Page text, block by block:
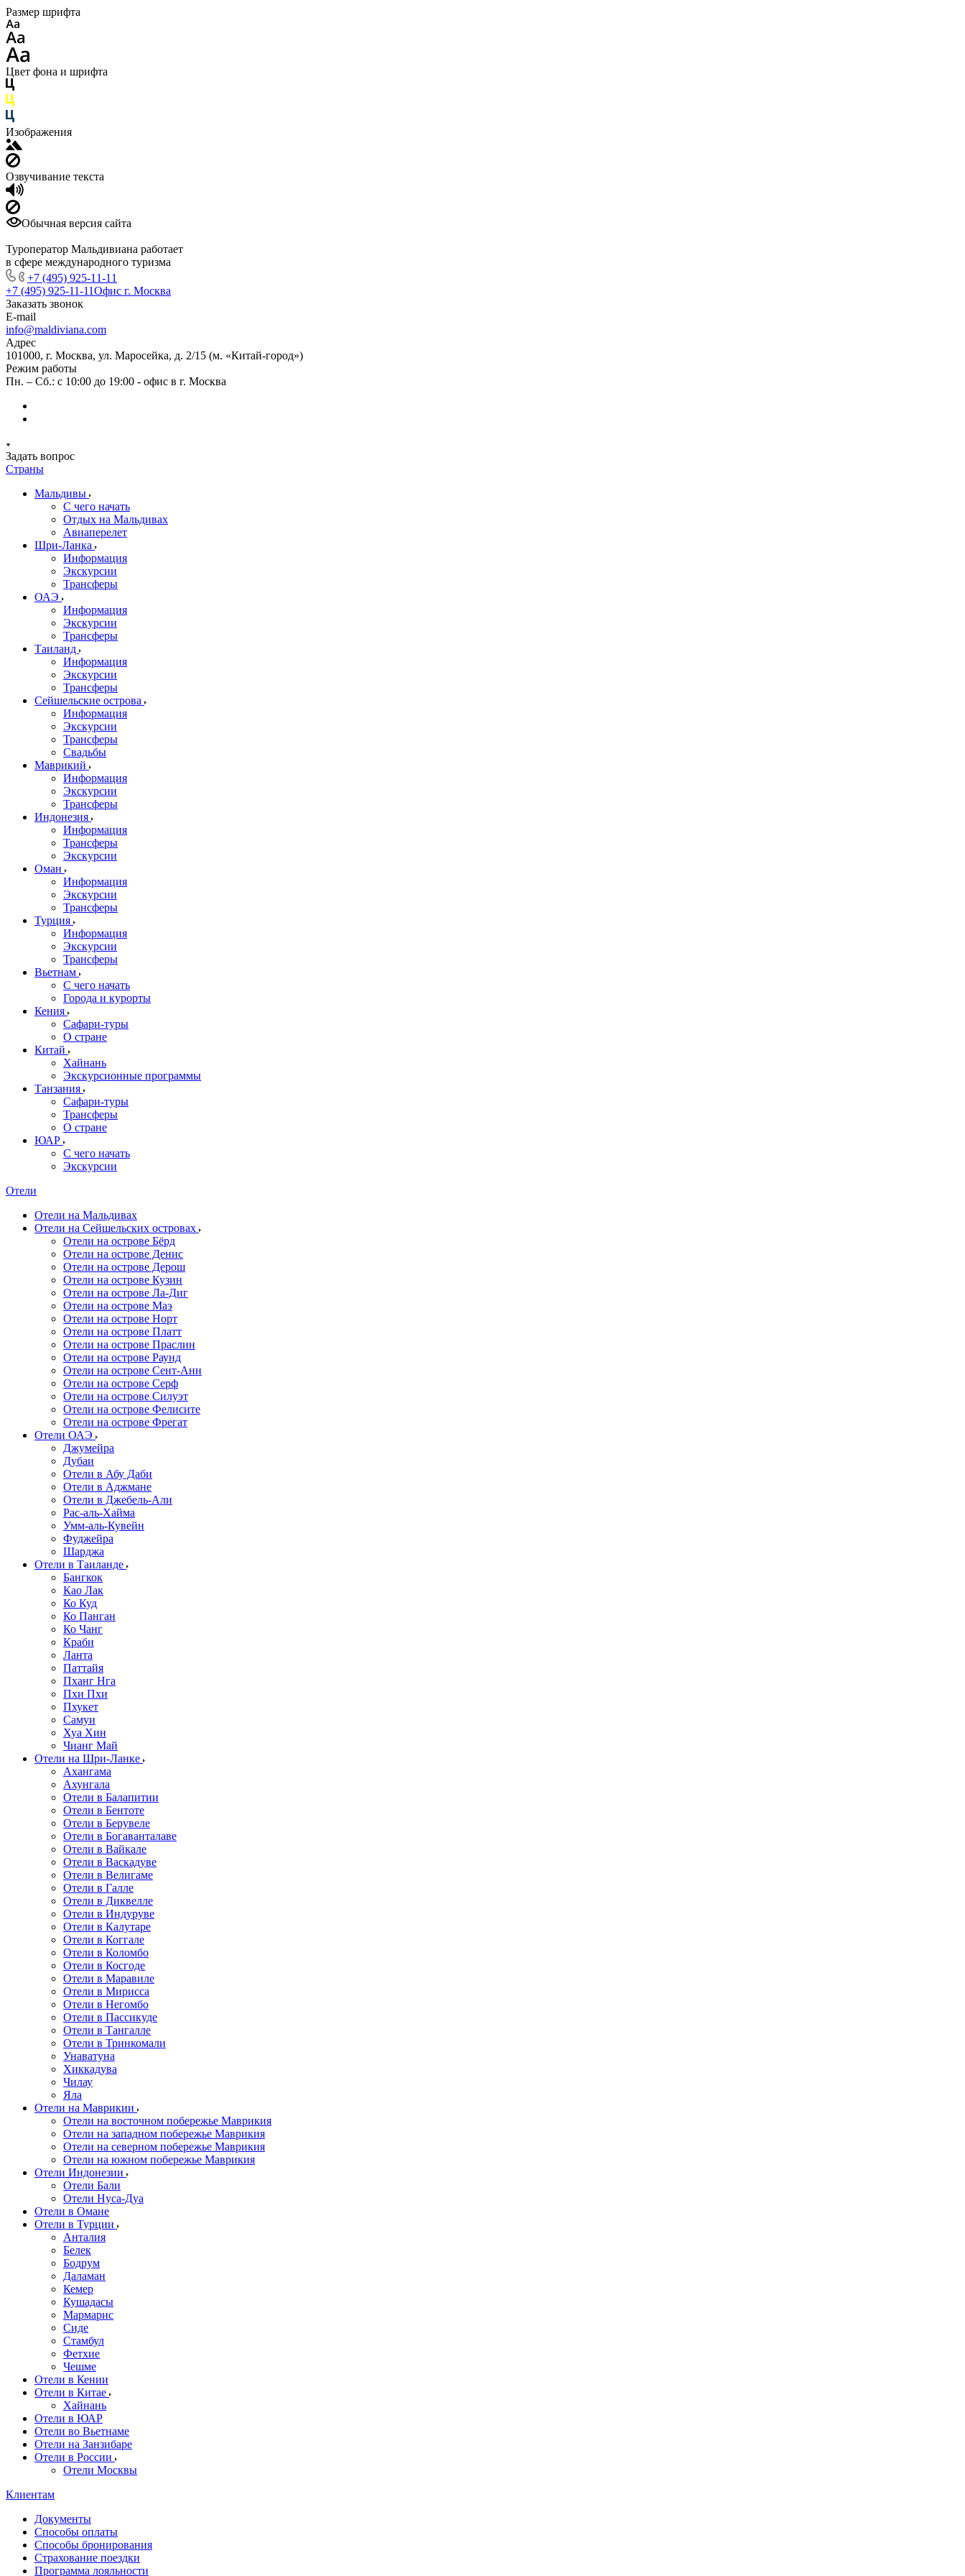
Размер шрифта
Цвет фона и шрифта
Изображения
Озвучивание текста
Обычная версия сайта
Туроператор Мальдивиана работает
в сфере международного туризма
+7 (495) 925-11-11
+7 (495) 925-11-11Офис г. Москва
Заказать звонок
E-mail
info@maldiviana.com
Адрес
101000, г. Москва, ул. Маросейка, д. 2/15 (м. «Китай-город»)
Режим работы
Пн. – Сб.: с 10:00 до 19:00 - офис в г. Москва
Задать вопрос
Страны
Мальдивы
С чего начать
Отдых на Мальдивах
Авиаперелет
Шри-Ланка
Информация
Экскурсии
Трансферы
ОАЭ
Информация
Экскурсии
Трансферы
Таиланд
Информация
Экскурсии
Трансферы
Сейшельские острова
Информация
Экскурсии
Трансферы
Свадьбы
Маврикий
Информация
Экскурсии
Трансферы
Индонезия
Информация
Трансферы
Экскурсии
Оман
Информация
Экскурсии
Трансферы
Турция
Информация
Экскурсии
Трансферы
Вьетнам
С чего начать
Города и курорты
Кения
Сафари-туры
О стране
Китай
Хайнань
Экскурсионные программы
Танзания
Сафари-туры
Трансферы
О стране
ЮАР
С чего начать
Экскурсии
Отели
Отели на Мальдивах
Отели на Сейшельских островах
Отели на острове Бёрд
Отели на острове Денис
Отели на острове Дерош
Отели на острове Кузин
Отели на острове Ла-Диг
Отели на острове Маэ
Отели на острове Норт
Отели на острове Платт
Отели на острове Праслин
Отели на острове Раунд
Отели на острове Сент-Анн
Отели на острове Серф
Отели на острове Силуэт
Отели на острове Фелисите
Отели на острове Фрегат
Отели ОАЭ
Джумейра
Дубаи
Отели в Абу Даби
Отели в Аджмане
Отели в Джебель-Али
Рас-аль-Хайма
Умм-аль-Кувейн
Фуджейра
Шарджа
Отели в Таиланде
Бангкок
Као Лак
Ко Куд
Ко Панган
Ко Чанг
Краби
Ланта
Паттайя
Пханг Нга
Пхи Пхи
Пхукет
Самуи
Хуа Хин
Чианг Май
Отели на Шри-Ланке
Ахангама
Ахунгала
Отели в Балапитии
Отели в Бентоте
Отели в Берувеле
Отели в Богаванталаве
Отели в Вайкале
Отели в Васкадуве
Отели в Велигаме
Отели в Галле
Отели в Диквелле
Отели в Индуруве
Отели в Калутаре
Отели в Коггале
Отели в Коломбо
Отели в Косгоде
Отели в Маравиле
Отели в Мирисса
Отели в Негомбо
Отели в Пассикуде
Отели в Тангалле
Отели в Тринкомали
Унаватуна
Хиккадува
Чилау
Яла
Отели на Маврикии
Отели на восточном побережье Маврикия
Отели на западном побережье Маврикия
Отели на северном побережье Маврикия
Отели на южном побережье Маврикия
Отели Индонезии
Отели Бали
Отели Нуса-Дуа
Отели в Омане
Отели в Турции
Анталия
Белек
Бодрум
Даламан
Кемер
Кушадасы
Мармарис
Сиде
Стамбул
Фетхие
Чешме
Отели в Кении
Отели в Китае
Хайнань
Отели в ЮАР
Отели во Вьетнаме
Отели на Занзибаре
Отели в России
Отели Москвы
Клиентам
Документы
Способы оплаты
Способы бронирования
Страхование поездки
Программа лояльности